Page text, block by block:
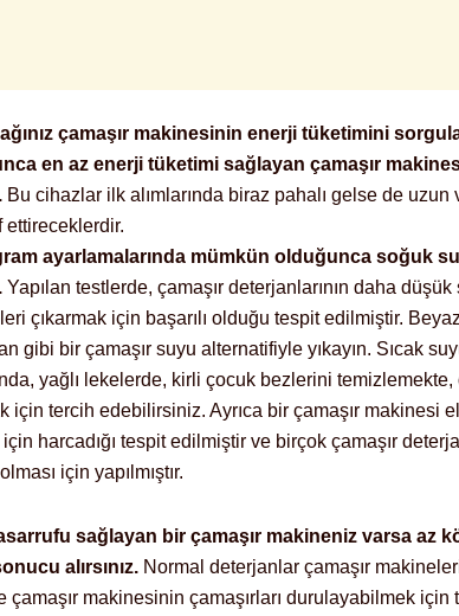
çamaşır makinesinin enerji tüketimini
en az enerji tüketimi sağlayan çamaşır
Bu cihazlar ilk alımlarında biraz pahalı gelse de
ettireceklerdir.
ayarlamalarında mümkün olduğunca soğuk
Yapılan testlerde, çamaşır deterjanlarının daha düşük
çıkarmak için başarılı olduğu tespit edilmiştir.
gibi bir çamaşır suyu alternatifiyle yıkayın. Sıcak
yağlı lekelerde, kirli çocuk bezlerini temizlemekte,
için tercih edebilirsiniz. Ayrıca bir çamaşır makinesi
için harcadığı tespit edilmiştir ve birçok çamaşır
için yapılmıştır.
sağlayan bir çamaşır makineniz varsa az
alırsınız. Normal deterjanlar çamaşır
çamaşır makinesinin çamaşırları durulayabilmek için